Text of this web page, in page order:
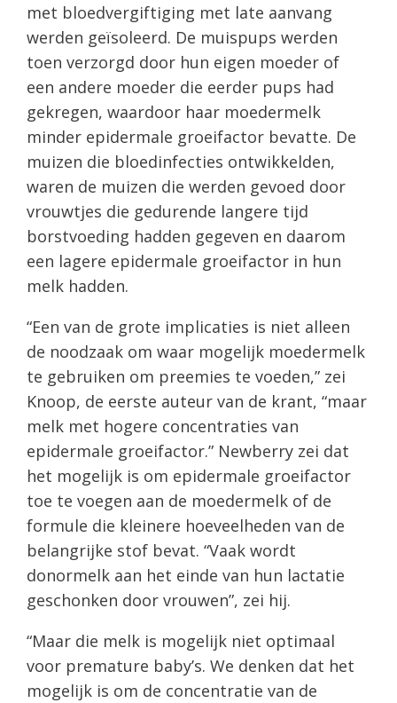
met bloedvergiftiging met late aanvang
werden geïsoleerd. De muispups werden
toen verzorgd door hun eigen moeder of
een andere moeder die eerder pups had
gekregen, waardoor haar moedermelk
minder epidermale groeifactor bevatte. De
muizen die bloedinfecties ontwikkelden,
waren de muizen die werden gevoed door
vrouwtjes die gedurende langere tijd
borstvoeding hadden gegeven en daarom
een ​​lagere epidermale groeifactor in hun
melk hadden.
“Een van de grote implicaties is niet alleen
de noodzaak om waar mogelijk moedermelk
te gebruiken om preemies te voeden,” zei
Knoop, de eerste auteur van de krant, “maar
melk met hogere concentraties van
epidermale groeifactor.” Newberry zei dat
het mogelijk is om epidermale groeifactor
toe te voegen aan de moedermelk of de
formule die kleinere hoeveelheden van de
belangrijke stof bevat. “Vaak wordt
donormelk aan het einde van hun lactatie
geschonken door vrouwen”, zei hij.
“Maar die melk is mogelijk niet optimaal
voor premature baby’s. We denken dat het
mogelijk is om de concentratie van de